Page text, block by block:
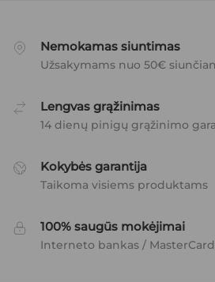
Nemokamas siuntimas
Užsakymams nuo 50€
Lengvas grąžinimas
14 dienų pinigų grąžinimo
Kokybės garantija
Taikoma visiems produktams
100% saugūs mokėjimai
Interneto bankas /